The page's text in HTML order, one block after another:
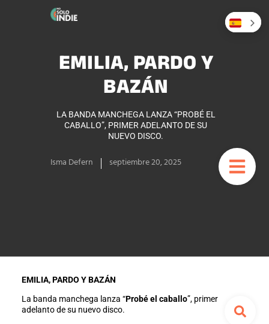
EMILIA, PARDO Y
BAZÁN
LA BANDA MANCHEGA LANZA “PROBÉ EL
CABALLO”, PRIMER ADELANTO DE SU
NUEVO DISCO.
Isma Defern septiembre 20, 2025
EMILIA, PARDO Y BAZÁN
La banda manchega lanza “Probé el caballo”, primer
adelanto de su nuevo disco.